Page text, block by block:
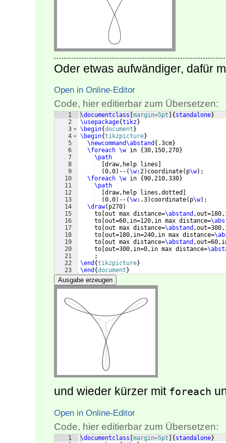
Oder etwas aufwändiger, dafür
Open in Online-Editor
Code, hier editierbar zum Übersetzen:
1
2
3
4
5
6
7
8
9
10
11
12
13
14
15
16
17
18
19
20
21
22
23
\documentclass margin=5pt { standalone}
\usepackage{tikz}
\begin{document }
\begin{tikzpicture}
\newcommand\abstand { .3cm}
\foreach \w in {30,150,270}
\path
draw,help lines
(0,0) -- (\w:2) coordinate( p\w) ;
\foreach \w in {90,210,330}
\path
draw,help lines,dotted
(0,0) -- (\w:.3) coordinate( p\w) ;
\draw( p270)
    to
out max distance=\abstand
    to
out=60,in=120,in max distance=
    to
out max distance=\abstand
    to
out=180,in=240,in max distance=
    to
out max distance=\abstand
    to
out=300,in=0,in max distance=
    ;
\end {tikzpicture}
\end {document }
Ausgabe erzeugen
und wieder kürzer mit foreach
Open in Online-Editor
Code, hier editierbar zum Übersetzen:
1
\documentclass margin=5pt { standalone}